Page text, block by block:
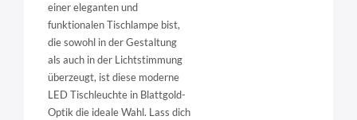
einer eleganten und
funktionalen Tischlampe bist,
die sowohl in der Gestaltung
als auch in der Lichtstimmung
überzeugt, ist diese moderne
LED Tischleuchte in Blattgold-
Optik die ideale Wahl. Lass dich